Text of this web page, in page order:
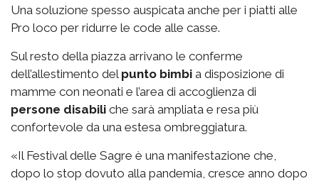
Una soluzione spesso auspicata anche per i piatti alle
Pro loco per ridurre le code alle casse.
Sul resto della piazza arrivano le conferme
dell’allestimento del punto bimbi a disposizione di
mamme con neonati e l’area di accoglienza di
persone disabili che sarà ampliata e resa più
confortevole da una estesa ombreggiatura.
«Il Festival delle Sagre è una manifestazione che,
dopo lo stop dovuto alla pandemia, cresce anno dopo